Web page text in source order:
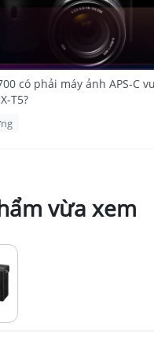
Máy ảnh
SonyA6700là sự tiếp nối
có phải máy ảnh APS-C
T5?
vừa xem